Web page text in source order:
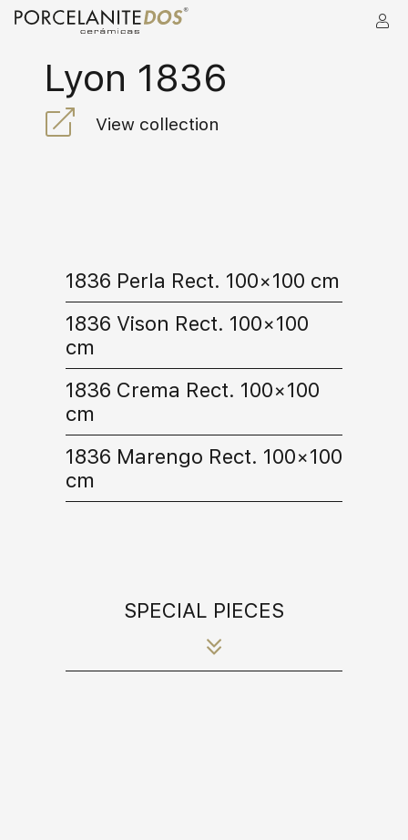
Lyon 1836
View collection
1836 Perla Rect. 100×100 cm
1836 Vison Rect. 100×100
cm
1836 Crema Rect. 100×100
cm
1836 Marengo Rect. 100×100
cm
SPECIAL PIECES